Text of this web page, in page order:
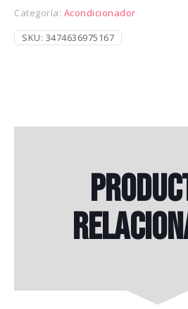
Categoría: Acondicionador
SKU: 3474636975167